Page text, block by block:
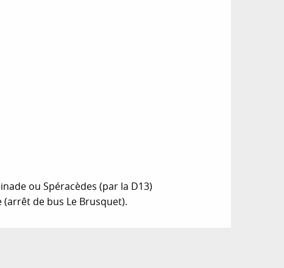
ou Spéracèdes (par la D13)
de bus Le Brusquet).